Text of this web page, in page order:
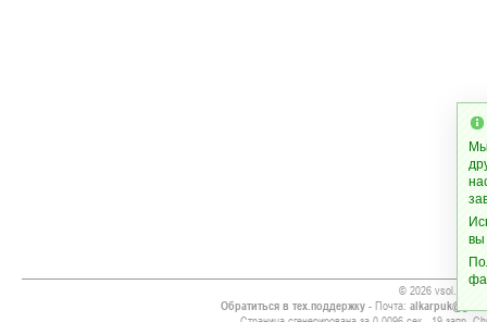
© 2026 vsol.org
Обратиться в тех.поддержку- Почта:
вы